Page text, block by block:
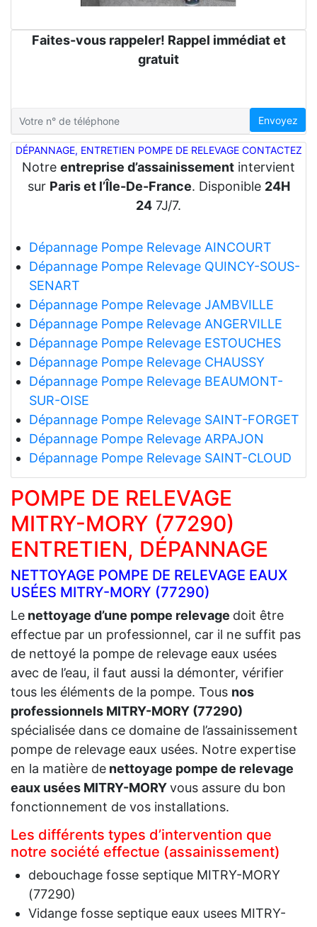
Faites-vous rappeler! Rappel immédiat et
gratuit
Envoyez
DÉPANNAGE, ENTRETIEN POMPE DE RELEVAGE CONTACTEZ
Notre entreprise d’assainissement intervient
sur Paris et l’Île-De-France. Disponible 24H
24 7J/7.
Dépannage Pompe Relevage AINCOURT
Dépannage Pompe Relevage QUINCY-SOUS-
SENART
Dépannage Pompe Relevage JAMBVILLE
Dépannage Pompe Relevage ANGERVILLE
Dépannage Pompe Relevage ESTOUCHES
Dépannage Pompe Relevage CHAUSSY
Dépannage Pompe Relevage BEAUMONT-
SUR-OISE
Dépannage Pompe Relevage SAINT-FORGET
Dépannage Pompe Relevage ARPAJON
Dépannage Pompe Relevage SAINT-CLOUD
POMPE DE RELEVAGE
MITRY-MORY (77290)
ENTRETIEN, DÉPANNAGE
NETTOYAGE POMPE DE RELEVAGE EAUX
USÉES MITRY-MORY (77290)
Le nettoyage d’une pompe relevage doit être
effectue par un professionnel, car il ne suffit pas
de nettoyé la pompe de relevage eaux usées
avec de l’eau, il faut aussi la démonter, vérifier
tous les éléments de la pompe. Tous nos
professionnels MITRY-MORY (77290)
spécialisée dans ce domaine de l’assainissement
pompe de relevage eaux usées. Notre expertise
en la matière de nettoyage pompe de relevage
eaux usées MITRY-MORYvous assure du bon
fonctionnement de vos installations.
Les différents types d’intervention que
notre société effectue (assainissement)
debouchage fosse septique MITRY-MORY
(77290)
Vidange fosse septique eaux usees MITRY-